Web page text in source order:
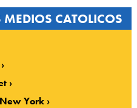
MEDIOS CATOLICOS
York